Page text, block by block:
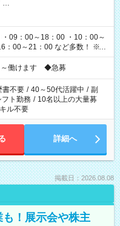
…
09：00～18：00 ・10：00～
00 など多数！ ※お
働けます ◆急募
書不要 / 40～50代活躍中 / 副
フト勤務 / 10名以上の大量募
ル不要
詳細へ
掲載日：2026.08.08
！展示会や株主